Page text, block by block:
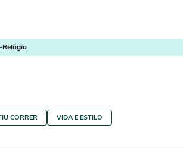
Relógio
CORRER VIDA E ESTILO